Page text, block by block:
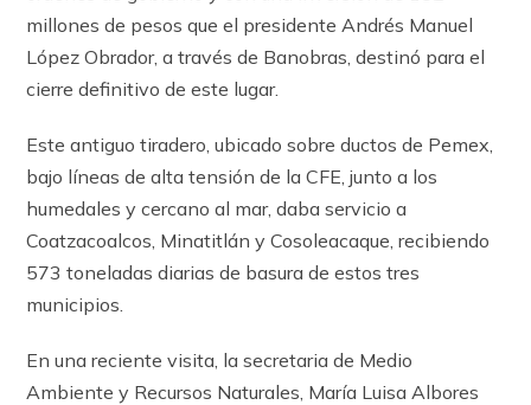
millones de pesos que el presidente Andrés Manuel
López Obrador, a través de Banobras, destinó para el
cierre definitivo de este lugar.
Este antiguo tiradero, ubicado sobre ductos de Pemex,
bajo líneas de alta tensión de la CFE, junto a los
humedales y cercano al mar, daba servicio a
Coatzacoalcos, Minatitlán y Cosoleacaque, recibiendo
573 toneladas diarias de basura de estos tres
municipios.
En una reciente visita, la secretaria de Medio
Ambiente y Recursos Naturales, María Luisa Albores